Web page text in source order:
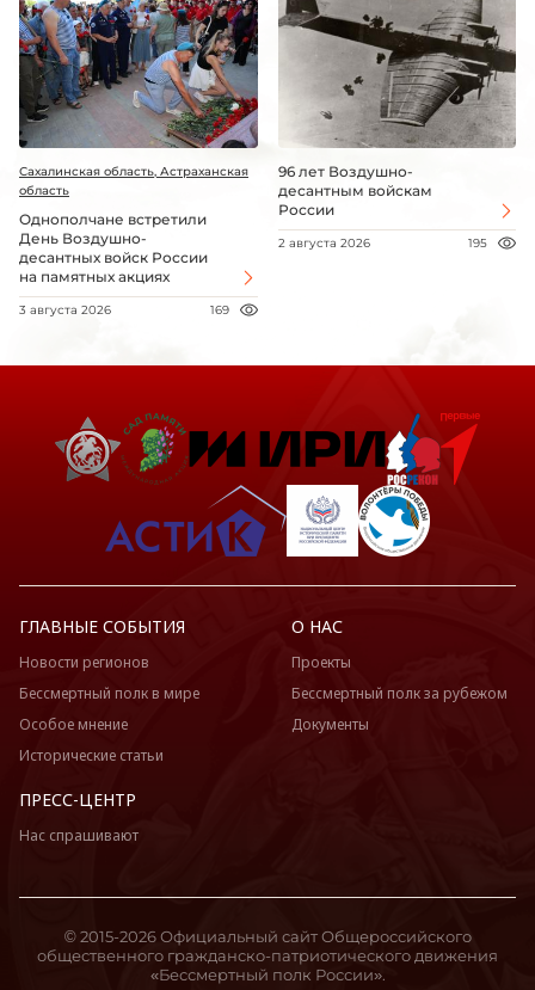
Сахалинская область, Астраханская
область
Однополчане встретили
День Воздушно-
десантных войск России
на памятных акциях
3 августа 2026 169
96 лет Воздушно-
десантным войскам
России
2 августа 2026 195
ГЛАВНЫЕ СОБЫТИЯ
Новости регионов
Бессмертный полк в мире
Особое мнение
Исторические статьи
О НАС
Проекты
Бессмертный полк за рубежом
Документы
ПРЕСС-ЦЕНТР
Нас спрашивают
© 2015-2026 Официальный сайт Общероссийского
общественного гражданско-патриотического движения
«Бессмертный полк России».